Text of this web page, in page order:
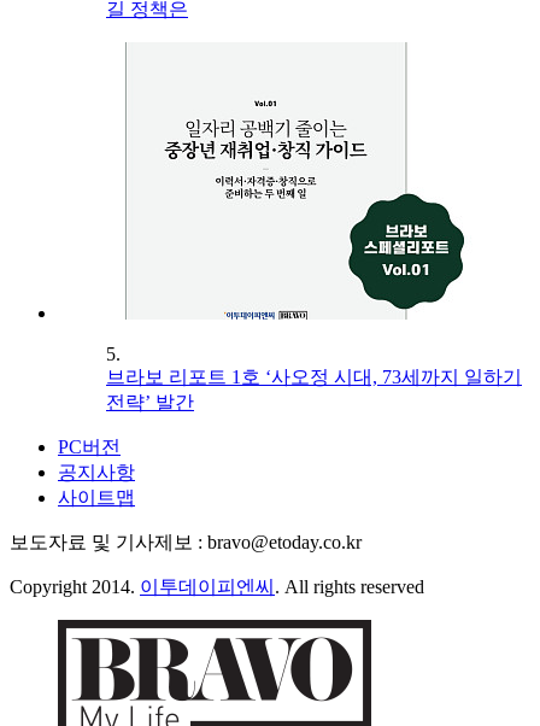
길 정책은
5.
브라보 리포트 1호 ‘사오정 시대, 73세까지 일하기
전략’ 발간
PC버전
공지사항
사이트맵
보도자료 및 기사제보 : bravo@etoday.co.kr
Copyright 2014. 이투데이피엔씨 . All rights reserved